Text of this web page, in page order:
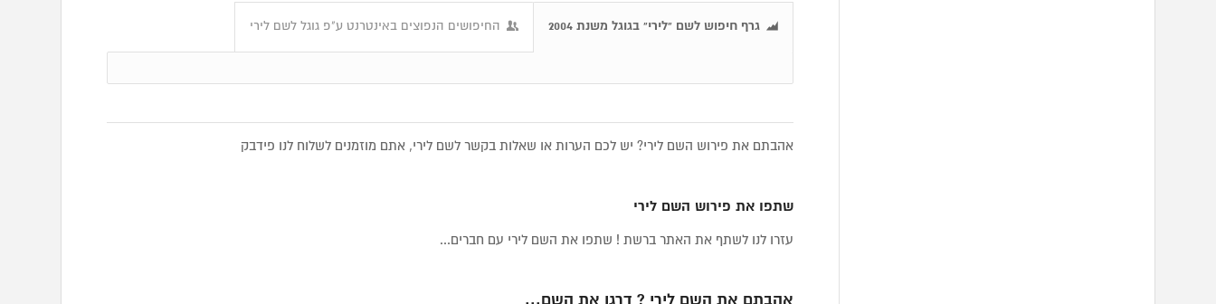
גרף חיפוש לשם "לירי" בגוגל משנת 2004 החיפושים הנפוצים באינטרנט ע"פ גוגל לשם לירי
אהבתם את פירוש השם לירי? יש לכם הערות או שאלות בקשר לשם לירי, אתם מוזמנים לשלוח לנו פידבק
שתפו את פירוש השם לירי
עזרו לנו לשתף את האתר ברשת ! שתפו את השם לירי עם חברים...
אהבתם את השם לירי ? דרגו את השם...